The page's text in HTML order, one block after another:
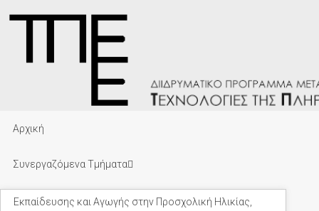
Αρχική
Συνεργαζόμενα Τμήματα
Εκπαίδευσης και Αγωγής στην Προσχολική Ηλικίας,